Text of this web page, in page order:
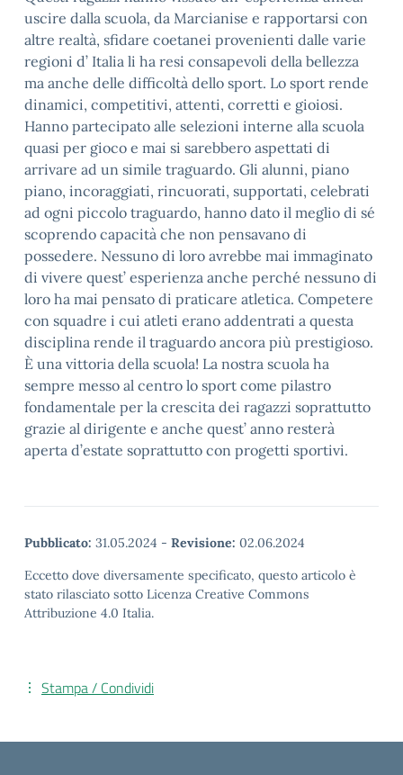
uscire dalla scuola, da Marcianise e rapportarsi con
altre realtà, sfidare coetanei provenienti dalle varie
regioni d’ Italia li ha resi consapevoli della bellezza
ma anche delle difficoltà dello sport. Lo sport rende
dinamici, competitivi, attenti, corretti e gioiosi.
Hanno partecipato alle selezioni interne alla scuola
quasi per gioco e mai si sarebbero aspettati di
arrivare ad un simile traguardo. Gli alunni, piano
piano, incoraggiati, rincuorati, supportati, celebrati
ad ogni piccolo traguardo, hanno dato il meglio di sé
scoprendo capacità che non pensavano di
possedere. Nessuno di loro avrebbe mai immaginato
di vivere quest’ esperienza anche perché nessuno di
loro ha mai pensato di praticare atletica. Competere
con squadre i cui atleti erano addentrati a questa
disciplina rende il traguardo ancora più prestigioso.
È una vittoria della scuola! La nostra scuola ha
sempre messo al centro lo sport come pilastro
fondamentale per la crescita dei ragazzi soprattutto
grazie al dirigente e anche quest’ anno resterà
aperta d’estate soprattutto con progetti sportivi.
Pubblicato: 31.05.2024 - Revisione: 02.06.2024
Eccetto dove diversamente specificato, questo articolo è
stato rilasciato sotto Licenza Creative Commons
Attribuzione 4.0 Italia.
Stampa / Condividi